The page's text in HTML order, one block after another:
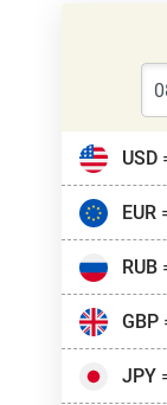
USD
EUR
RUB
GBP
JPY